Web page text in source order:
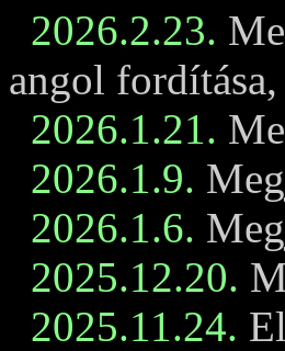
2026.2.23.
angol
2026.1.21.
2026.1.9.
2026.1.6.
2025.12.20.
2025.11.24.